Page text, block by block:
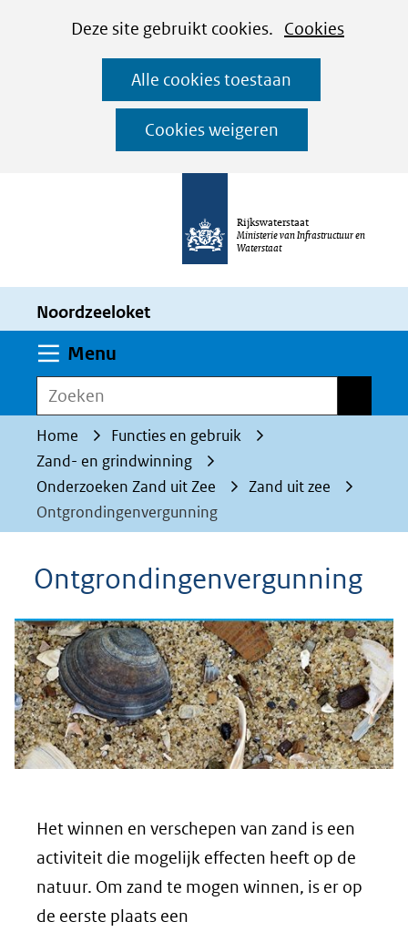
CookiesDeze site gebruikt cookies. Cookies
worden
toegestaan
geweigerd.
Alle cookies toestaan
Cookies weigeren
Ga
naar
de
inhoud
Rijkswaterstaat
Ministerie van Infrastructuur en
Waterstaat
Noordzeeloket
Menu
Zoeken
Home
Functies en gebruik
Zand- en grindwinning
Onderzoeken Zand uit Zee
Zand uit zee
Ontgrondingenvergunning
Ontgrondingenvergunning
Het winnen en verschepen van zand is een
activiteit die mogelijk effecten heeft op de
natuur. Om zand te mogen winnen, is er op
de eerste plaats een